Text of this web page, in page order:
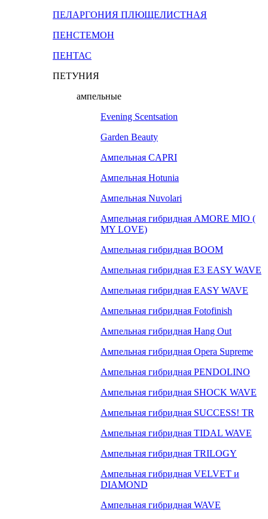
ПЕЛАРГОНИЯ ПЛЮЩЕЛИСТНАЯ
ПЕНСТЕМОН
ПЕНТАС
ПЕТУНИЯ
ампельные
Evening Scentsation
Garden Beauty
Ампельная CAPRI
Ампельная Hotunia
Ампельная Nuvolari
Ампельная гибридная AMORE MIO (
MY LOVE)
Ампельная гибридная BOOM
Ампельная гибридная E3 EASY WAVE
Ампельная гибридная EASY WAVE
Ампельная гибридная Fotofinish
Ампельная гибридная Hang Out
Ампельная гибридная Opera Supreme
Ампельная гибридная PENDOLINO
Ампельная гибридная SHOCK WAVE
Ампельная гибридная SUCCESS! TR
Ампельная гибридная TIDAL WAVE
Ампельная гибридная TRILOGY
Ампельная гибридная VELVET и
DIAMOND
Ампельная гибридная WAVE